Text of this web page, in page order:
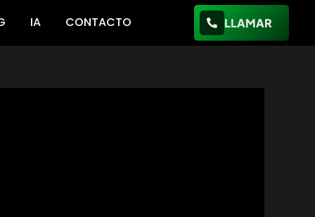
IA CONTACTO LLAMAR